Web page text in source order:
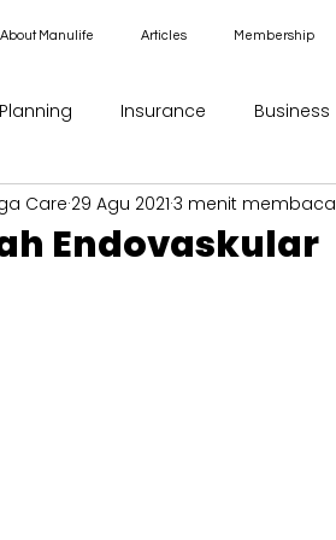
About Manulife Articles Membership
Insurance Business
Endovaskular
Care 29 Agu 2021 3 menit membaca